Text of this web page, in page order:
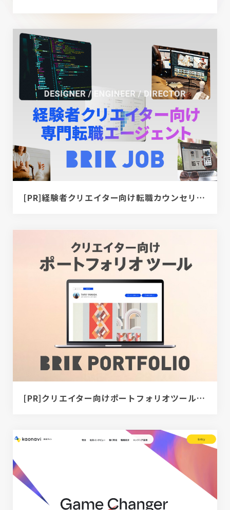
[PR]経験者クリエイター向け転職カウンセリング｜デザイナー / ディレクター / エンジニア
[PR]クリエイター向けポートフォリオツール｜BRIK PORTFOLIO